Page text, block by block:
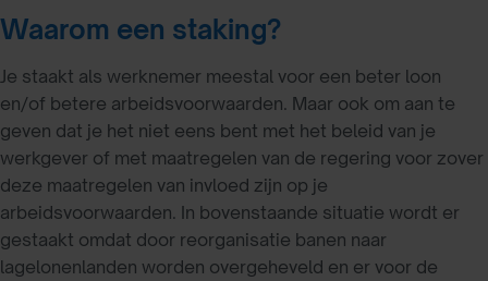
Waarom een staking?
Je staakt als werknemer meestal voor een beter loon
en/of betere arbeidsvoorwaarden. Maar ook om aan te
geven dat je het niet eens bent met het beleid van je
werkgever of met maatregelen van de regering voor zover
deze maatregelen van invloed zijn op je
arbeidsvoorwaarden. In bovenstaande situatie wordt er
gestaakt omdat door reorganisatie banen naar
lagelonenlanden worden overgeheveld en er voor de